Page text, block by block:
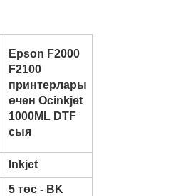
Epson F2000
F2100
принтерлары
өчен Ocinkjet
1000ML DTF
сыя
Inkjet
5 төс - BK